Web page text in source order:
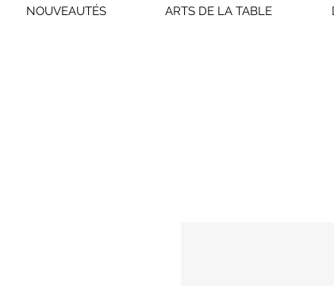
NOUVEAUTÉS ARTS DE LA TABLE